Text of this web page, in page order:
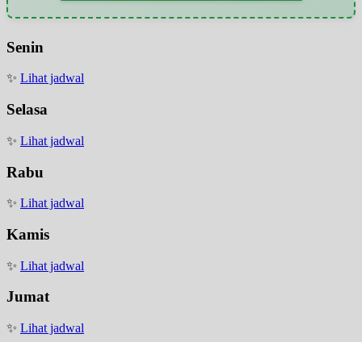
Senin
✨ Lihat jadwal
Selasa
✨ Lihat jadwal
Rabu
✨ Lihat jadwal
Kamis
✨ Lihat jadwal
Jumat
✨ Lihat jadwal